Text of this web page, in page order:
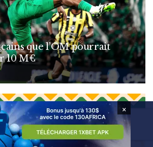
que l’OM pourrait
10 M€
×